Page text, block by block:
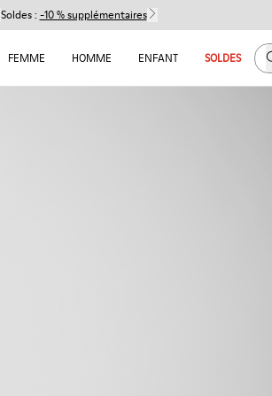
Soldes : -10 % supplémentaires
FEMME HOMME ENFANT SOLDES